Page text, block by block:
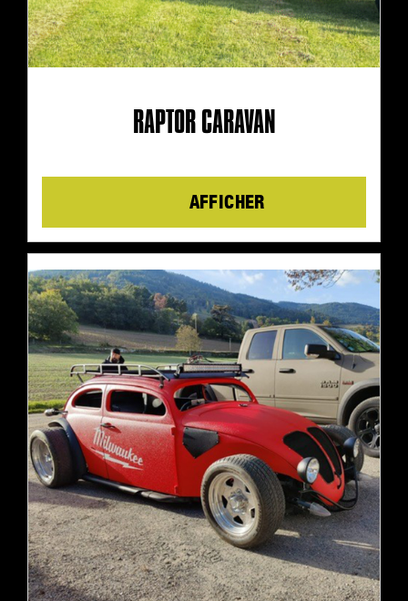
RAPTOR CARAVAN
Details